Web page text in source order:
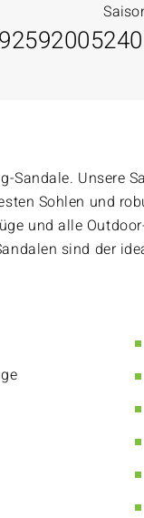
Sandale. Unsere
Sohlen und
und alle
sind der